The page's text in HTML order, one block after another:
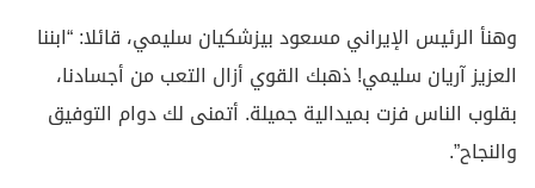
وهنأ الرئيس الإيراني مسعود بيزشكيان سليمي، قائلا: “ابننا
العزيز آريان سليمي! ذهبك القوي أزال التعب من أجسادنا،
بقلوب الناس فزت بميدالية جميلة. أتمنى لك دوام التوفيق
والنجاح”.